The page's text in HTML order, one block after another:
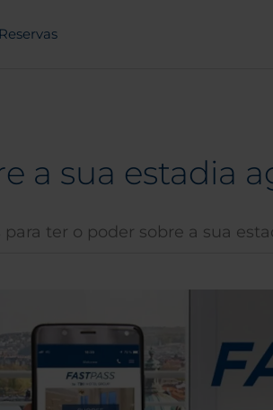
Reservas
a sua estadia
para ter o poder sobre a sua